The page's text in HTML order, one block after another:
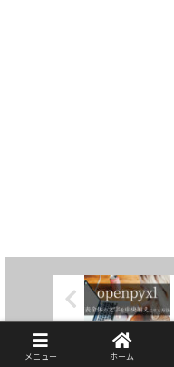
[エラーの原因と対処
法]Permission denied:
メニュー ホーム